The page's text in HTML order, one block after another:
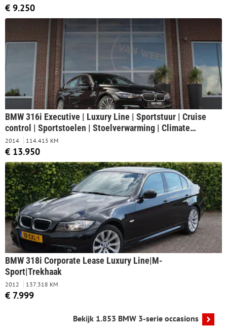
€ 9.250
BMW 316i Executive | Luxury Line | Sportstuur | Cruise
control | Sportstoelen | Stoelverwarming | Climate
control | Navigatie | Bluetooth | Regensensor |
Lichtpakket | 18 inch | PDC
2014 114.415 KM
€ 13.950
BMW 318i Corporate Lease Luxury Line|M-
Sport|Trekhaak
2012 137.318 KM
€ 7.999
Bekijk 1.853 BMW 3-serie occasions